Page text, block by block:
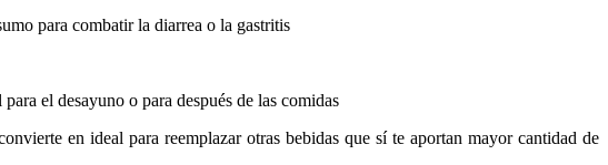
para combatir la diarrea o la gastritis
el desayuno o para después de las comidas
en ideal para reemplazar otras bebidas que sí te aportan mayor cantidad de